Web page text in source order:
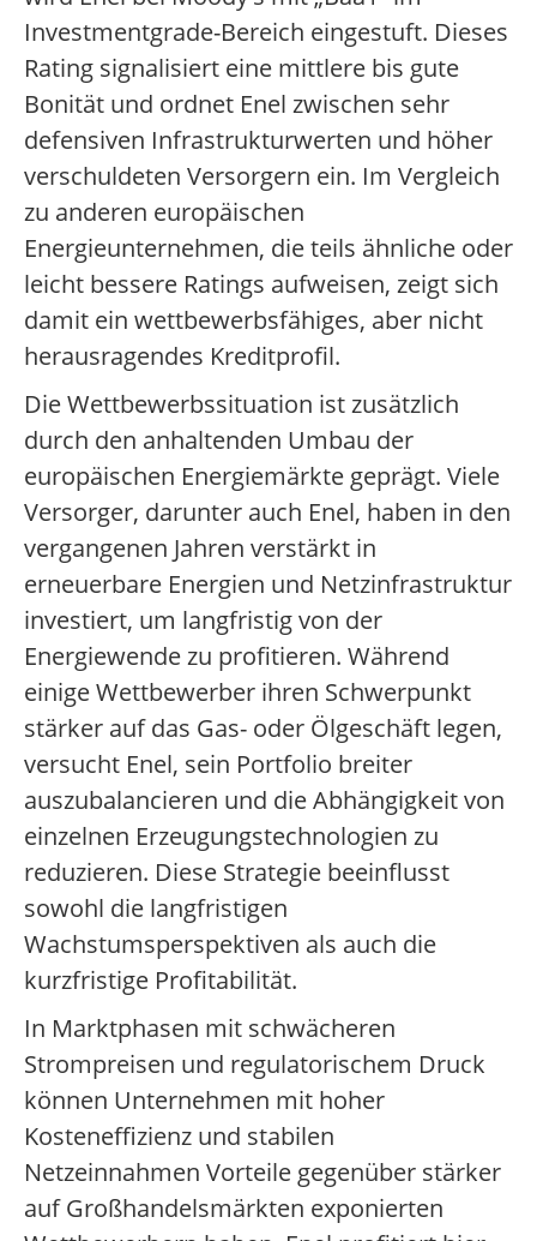
Investmentgrade-Bereich eingestuft. Dieses
Rating signalisiert eine mittlere bis gute
Bonität und ordnet Enel zwischen sehr
defensiven Infrastrukturwerten und höher
verschuldeten Versorgern ein. Im Vergleich
zu anderen europäischen
Energieunternehmen, die teils ähnliche oder
leicht bessere Ratings aufweisen, zeigt sich
damit ein wettbewerbsfähiges, aber nicht
herausragendes Kreditprofil.
Die Wettbewerbssituation ist zusätzlich
durch den anhaltenden Umbau der
europäischen Energiemärkte geprägt. Viele
Versorger, darunter auch Enel, haben in den
vergangenen Jahren verstärkt in
erneuerbare Energien und Netzinfrastruktur
investiert, um langfristig von der
Energiewende zu profitieren. Während
einige Wettbewerber ihren Schwerpunkt
stärker auf das Gas- oder Ölgeschäft legen,
versucht Enel, sein Portfolio breiter
auszubalancieren und die Abhängigkeit von
einzelnen Erzeugungstechnologien zu
reduzieren. Diese Strategie beeinflusst
sowohl die langfristigen
Wachstumsperspektiven als auch die
kurzfristige Profitabilität.
In Marktphasen mit schwächeren
Strompreisen und regulatorischem Druck
können Unternehmen mit hoher
Kosteneffizienz und stabilen
Netzeinnahmen Vorteile gegenüber stärker
auf Großhandelsmärkten exponierten